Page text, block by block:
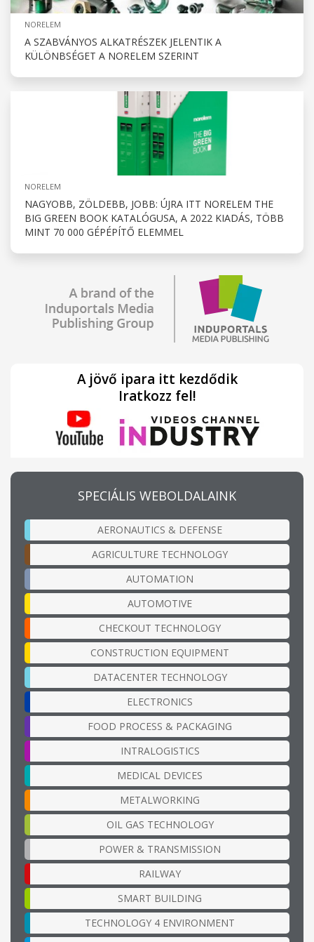
NORELEM
A SZABVÁNYOS ALKATRÉSZEK JELENTIK A
KÜLÖNBSÉGET A NORELEM SZERINT
NORELEM
NAGYOBB, ZÖLDEBB, JOBB: ÚJRA ITT NORELEM THE
BIG GREEN BOOK KATALÓGUSA, A 2022 KIADÁS, TÖBB
MINT 70 000 GÉPÉPÍTŐ ELEMMEL
A jövő ipara itt kezdődik
Iratkozz fel!
SPECIÁLIS WEBOLDALAINK
AERONAUTICS & DEFENSE
AGRICULTURE TECHNOLOGY
AUTOMATION
AUTOMOTIVE
CHECKOUT TECHNOLOGY
CONSTRUCTION EQUIPMENT
DATACENTER TECHNOLOGY
ELECTRONICS
FOOD PROCESS & PACKAGING
INTRALOGISTICS
MEDICAL DEVICES
METALWORKING
OIL GAS TECHNOLOGY
POWER & TRANSMISSION
RAILWAY
SMART BUILDING
TECHNOLOGY 4 ENVIRONMENT